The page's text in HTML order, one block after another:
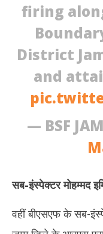
firing
District
and
— BSF
सब-इंस्पेक्टर मोहम्मद
वहीं बीएसएफ के सब-